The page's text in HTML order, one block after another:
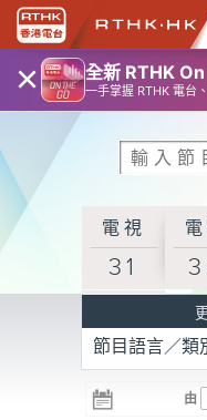
× 全新 RTHK
一手掌握 RTHK 電台
電視
31
R3
電台 電
節目語言／類
由